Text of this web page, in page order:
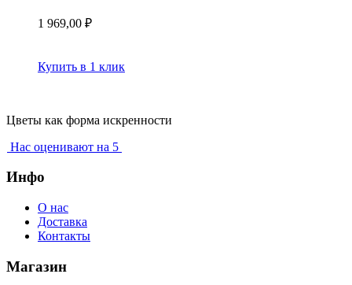
1 969,00 ₽
Купить в 1 клик
Цветы как форма искренности
Нас оценивают на 5
Инфо
О нас
Доставка
Контакты
Магазин